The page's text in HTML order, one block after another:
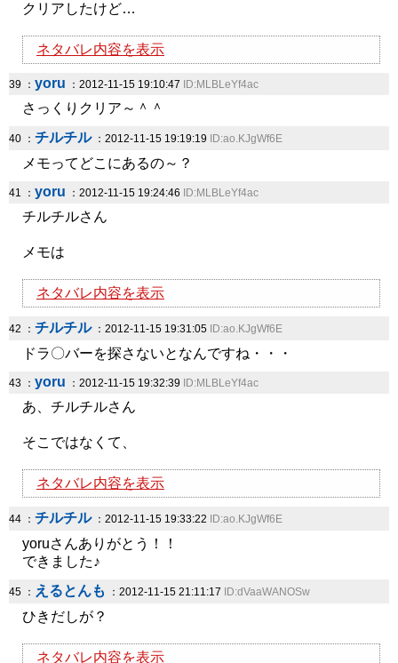
クリアしたけど…
ネタバレ内容を表示
39 ： yoru ：2012-11-15 19:10:47 ID:MLBLeYf4ac
さっくりクリア～＾＾
40 ： チルチル：2012-11-15 19:19:19 ID:ao.KJgWf6E
メモってどこにあるの～？
41 ： yoru ：2012-11-15 19:24:46 ID:MLBLeYf4ac
チルチルさん
メモは
ネタバレ内容を表示
42 ： チルチル：2012-11-15 19:31:05 ID:ao.KJgWf6E
ドラ〇バーを探さないとなんですね・・・
43 ： yoru ：2012-11-15 19:32:39 ID:MLBLeYf4ac
あ、チルチルさん
そこではなくて、
ネタバレ内容を表示
44 ： チルチル：2012-11-15 19:33:22 ID:ao.KJgWf6E
yoruさんありがとう！！
できました♪
45 ： えるとんも ：2012-11-15 21:11:17 ID:dVaaWANOSw
ひきだしが？
ネタバレ内容を表示